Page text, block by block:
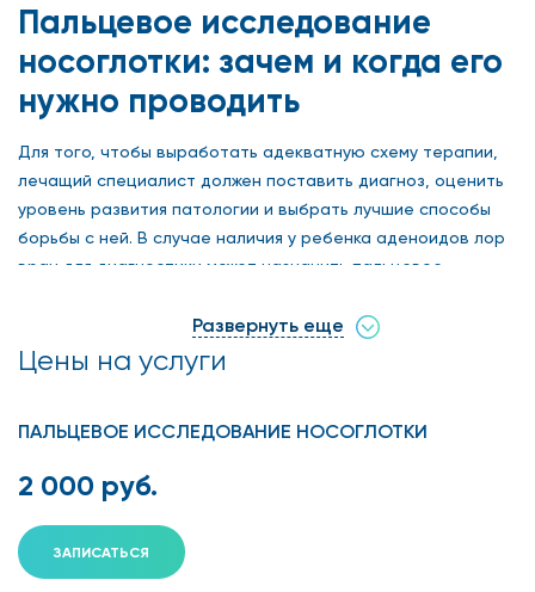
Пальцевое исследование
носоглотки: зачем и когда его
нужно проводить
Для того, чтобы выработать адекватную схему терапии,
лечащий специалист должен поставить диагноз, оценить
уровень развития патологии и выбрать лучшие способы
борьбы с ней. В случае наличия у ребенка аденоидов лор
врач для диагностики может назначить пальцевое
Медицинская справка
То, что в народе зовут «аденоидами», на деле является
присутствует в своде носоглотки всех детей и играет в их
иммунной системы организма.
Развернуть еще
Цены на услуги
ПАЛЬЦЕВОЕ ИССЛЕДОВАНИЕ НОСОГЛОТКИ
2 000 руб.
ЗАПИСАТЬСЯ